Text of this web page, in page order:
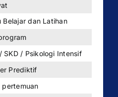
Belajar dan Latihan
SKD / Psikologi Intensif
Prediktif
pertemuan